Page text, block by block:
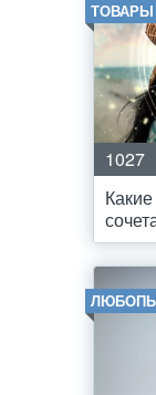
ТОВАРЫ
1027